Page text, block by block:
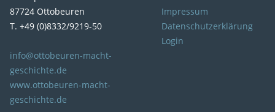
87724 Ottobeuren
T. +49 (0)8332/9219-50
info@ottobeuren-macht-
geschichte.de
www.ottobeuren-macht-
geschichte.de
Impressum
Datenschutzerklärung
Login